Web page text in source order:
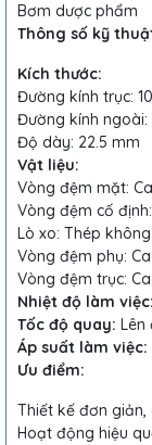
Bơm dược phẩm
Thông số kỹ
Kích thước:
Đường kính trục:
Đường kính ngoài:
Độ dày: 22.5 mm
Vật liệu:
Vòng đệm mặt:
Vòng đệm cố
Lò xo: Thép
Vòng đệm phụ:
Vòng đệm trục:
Nhiệt độ làm việc:
Tốc độ quay: Lên
Áp suất làm việc:
Ưu điểm:
Thiết kế đơn
Hoạt động hiệu